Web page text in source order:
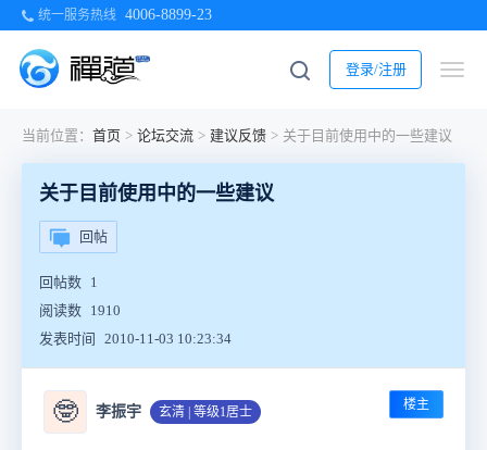
统一服务热线 4006-8899-23
登录/注册
当前位置： 首页 > 论坛交流 > 建议反馈 > 关于目前使用中的一些建议
关于目前使用中的一些建议
回帖
回帖数 1
阅读数 1910
发表时间
2010-11-03 10:23:34
🤓 李振宇 玄清 | 等级1居士 楼主